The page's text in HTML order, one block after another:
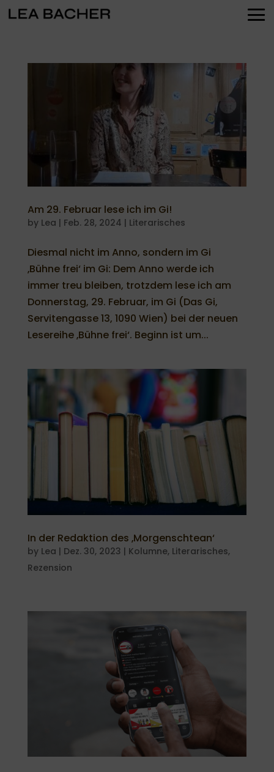
Am 29. Februar lese ich im Gi!
by Lea | Feb. 28, 2024 | Literarisches
Diesmal nicht im Anno, sondern im Gi
‚Bühne frei‘ im Gi: Dem Anno werde ich
immer treu bleiben, trotzdem lese ich am
Donnerstag, 29. Februar, im Gi (Das Gi,
Servitengasse 13, 1090 Wien) bei der neuen
Lesereihe ‚Bühne frei‘. Beginn ist um...
In der Redaktion des ‚Morgenschtean‘
by Lea | Dez. 30, 2023 | Kolumne, Literarisches,
Rezension